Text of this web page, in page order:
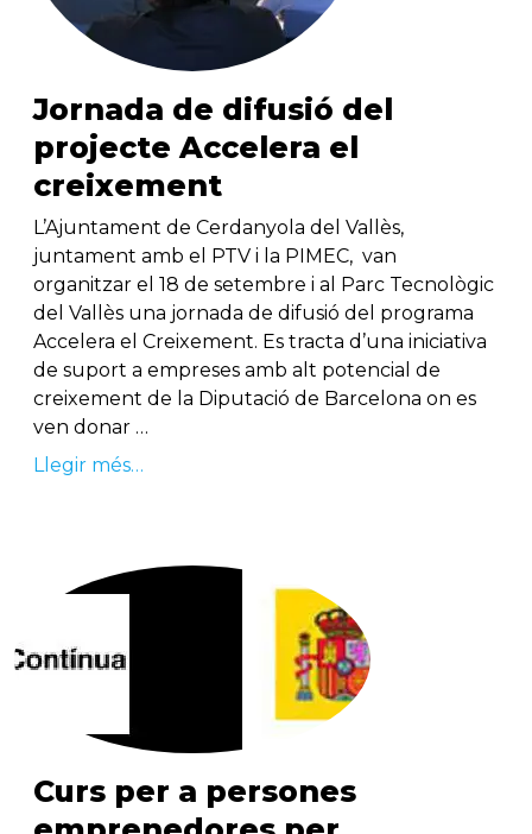
Jornada de difusió del
projecte Accelera el
creixement
L’Ajuntament de Cerdanyola del Vallès,
juntament amb el PTV i la PIMEC, van
organitzar el 18 de setembre i al Parc Tecnològic
del Vallès una jornada de difusió del programa
Accelera el Creixement. Es tracta d’una iniciativa
de suport a empreses amb alt potencial de
creixement de la Diputació de Barcelona on es
ven donar …
Llegir més…
Curs per a persones